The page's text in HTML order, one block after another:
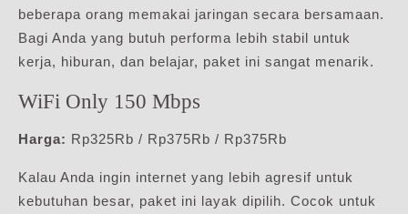
beberapa orang memakai jaringan secara bersamaan.
Bagi Anda yang butuh performa lebih stabil untuk
kerja, hiburan, dan belajar, paket ini sangat menarik.
WiFi Only 150 Mbps
Harga: Rp325Rb / Rp375Rb / Rp375Rb
Kalau Anda ingin internet yang lebih agresif untuk
kebutuhan besar, paket ini layak dipilih. Cocok untuk